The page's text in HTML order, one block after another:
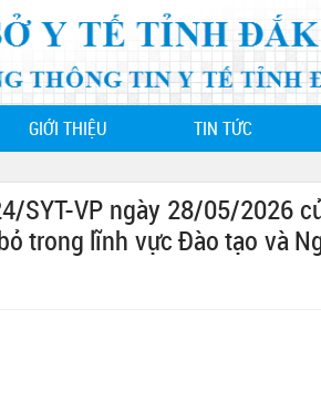
GIỚI THIỆU TIN TỨC
SYT-VP ngày 28/05/2026
trong lĩnh vực Đào tạo và